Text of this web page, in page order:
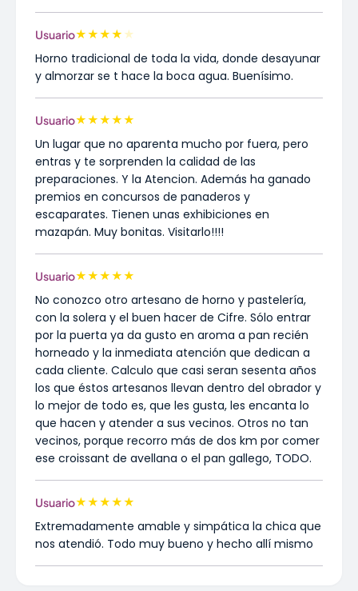
Usuario★★★★ ★
Horno tradicional de toda la vida, donde desayunar
y almorzar se t hace la boca agua. Buenísimo.
Usuario★★★★★
Un lugar que no aparenta mucho por fuera, pero
entras y te sorprenden la calidad de las
preparaciones. Y la Atencion. Además ha ganado
premios en concursos de panaderos y
escaparates. Tienen unas exhibiciones en
mazapán. Muy bonitas. Visitarlo!!!!
Usuario★★★★★
No conozco otro artesano de horno y pastelería,
con la solera y el buen hacer de Cifre. Sólo entrar
por la puerta ya da gusto en aroma a pan recién
horneado y la inmediata atención que dedican a
cada cliente. Calculo que casi seran sesenta años
los que éstos artesanos llevan dentro del obrador y
lo mejor de todo es, que les gusta, les encanta lo
que hacen y atender a sus vecinos. Otros no tan
vecinos, porque recorro más de dos km por comer
ese croissant de avellana o el pan gallego, TODO.
Usuario★★★★★
Extremadamente amable y simpática la chica que
nos atendió. Todo muy bueno y hecho allí mismo